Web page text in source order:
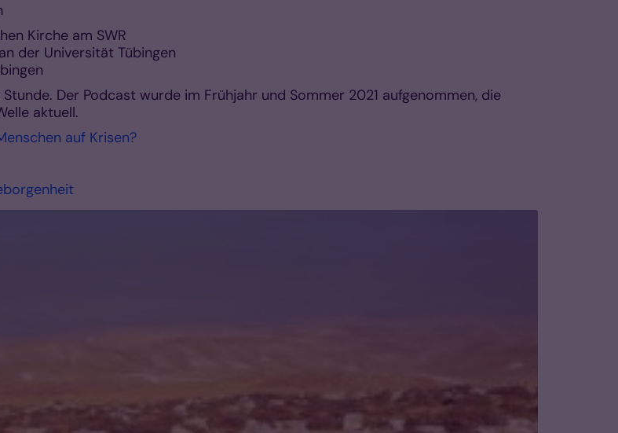
Kirche am SWR
der Universität Tübingen
Der Podcast wurde im Frühjahr und Sommer 2021 aufgenommen, die
aktuell.
auf Krisen?